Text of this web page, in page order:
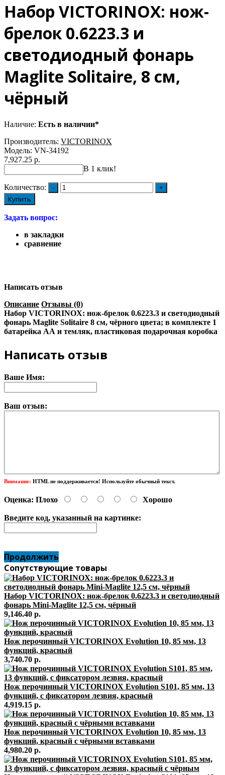
Набор VICTORINOX: нож-
брелок 0.6223.3 и
светодиодный фонарь
Maglite Solitaire, 8 см,
чёрный
Наличие: Есть в наличии*
Производитель: VICTORINOX
Модель: VN-34192
7,927.25 р.
В 1 клик!
Количество:
Купить
Задать вопрос:
в закладки
сравнение
Написать отзыв
Описание Отзывы (0)
Набор VICTORINOX: нож-брелок 0.6223.3 и светодиодный
фонарь Maglite Solitaire 8 см, чёрного цвета; в комплекте 1
батарейка АА и темляк, пластиковая подарочная коробка
Написать отзыв
Ваше Имя:
Ваш отзыв:
Внимание: HTML не поддерживается! Используйте обычный текст.
Оценка: Плохо Хорошо
Введите код, указанный на картинке:
Продолжить
Сопутствующие товары
Набор VICTORINOX: нож-брелок 0.6223.3 и светодиодный
фонарь Mini-Maglite 12,5 см, чёрный
9,146.40 р.
Нож перочинный VICTORINOX Evolution 10, 85 мм, 13
функций, красный
3,740.70 р.
Нож перочинный VICTORINOX Evolution S101, 85 мм, 13
функций, с фиксатором лезвия, красный
4,919.15 р.
Нож перочинный VICTORINOX Evolution 10, 85 мм, 13
функций, красный с чёрными вставками
4,980.20 р.